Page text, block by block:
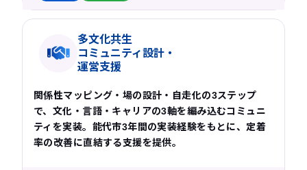
多文化共生
コミュニティ設計・
運営支援
関係性マッピング・場の設計・自走化の3ステップ
で、文化・言語・キャリアの3軸を編み込むコミュニ
ティを実装。能代市3年間の実装経験をもとに、定着
率の改善に直結する支援を提供。